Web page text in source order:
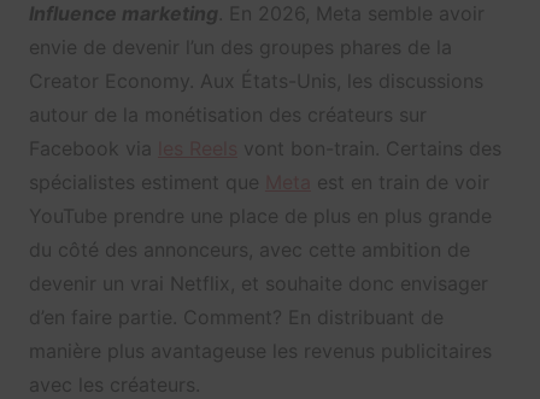
Influence marketing . En 2026, Meta semble avoir
envie de devenir l’un des groupes phares de la
Creator Economy. Aux États-Unis, les discussions
autour de la monétisation des créateurs sur
Facebook via
vont bon-train. Certains des
spécialistes estiment que
est en train de voir
YouTube prendre une place de plus en plus grande
du côté des annonceurs, avec cette ambition de
devenir un vrai Netflix, et souhaite donc envisager
d’en faire partie. Comment? En distribuant de
manière plus avantageuse les revenus publicitaires
avec les créateurs.